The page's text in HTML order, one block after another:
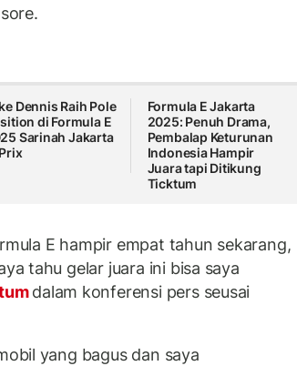
Dennis Raih Pole
di Formula E
Sarinah Jakarta
Formula E Jakarta
2025: Penuh Drama,
Pembalap Keturunan
Indonesia Hampir
Juara tapi Ditikung
Ticktum
E hampir empat tahun sekarang,
tahu gelar juara ini bisa saya
dalam konferensi pers seusai
yang bagus dan saya